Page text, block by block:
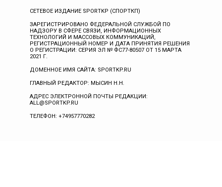
СЕТЕВОЕ ИЗДАНИЕ SPORTKP (СПОРТКП)
ЗАРЕГИСТРИРОВАНО ФЕДЕРАЛЬНОЙ СЛУЖБОЙ ПО
НАДЗОРУ В СФЕРЕ СВЯЗИ, ИНФОРМАЦИОННЫХ
ТЕХНОЛОГИЙ И МАССОВЫХ КОММУНИКАЦИЙ,
РЕГИСТРАЦИОННЫЙ НОМЕР И ДАТА ПРИНЯТИЯ РЕШЕНИЯ
О РЕГИСТРАЦИИ: СЕРИЯ ЭЛ № ФС77-80507 ОТ 15 МАРТА
2021 Г.
ДОМЕННОЕ ИМЯ САЙТА: SPORTKP.RU
ГЛАВНЫЙ РЕДАКТОР: МЫСИН Н.Н.
АДРЕС ЭЛЕКТРОННОЙ ПОЧТЫ РЕДАКЦИИ:
ALL@SPORTKP.RU
ТЕЛЕФОН: +74957770282